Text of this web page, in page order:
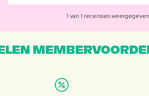
1 van 1 recensies weergegeven